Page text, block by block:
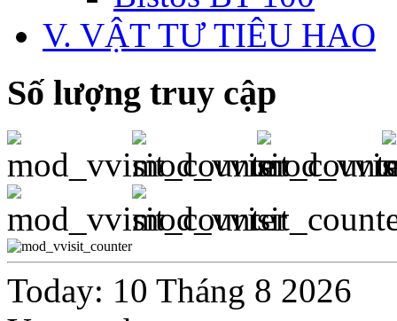
V. VẬT TƯ TIÊU HAO
Số lượng truy cập
Today: 10 Tháng 8 2026